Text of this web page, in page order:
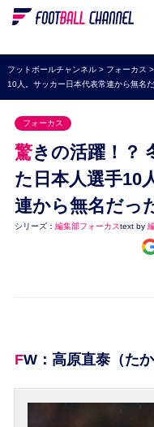
WEリーグ
海外サッカー
プレミアリーグ
ラ・リーガ
セリエA
ブンデスリーガ
UEFA
ナショナルチーム
フットボールチャンネル> フォーカス >
10人。サッカー日本代表常連から無名
フォーカス
驚きの活躍！？ 冬の欧州移籍で大成功し
た日本人選手10
連から無名だっ
シリーズ： 編集部フォーカスtext by
FW：高原直泰（た